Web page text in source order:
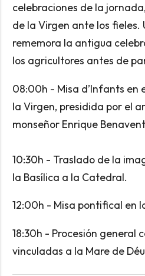
celebraciones de la
de la Virgen ante los fieles.
rememora la antigua
los agricultores antes de
08:00h - Misa d’Infants en
la Virgen, presidida por el
monseñor Enrique
10:30h - Traslado de la
la Basílica a la Catedral.
12:00h - Misa pontifical en
18:30h - Procesión general
vinculadas a la Mare de